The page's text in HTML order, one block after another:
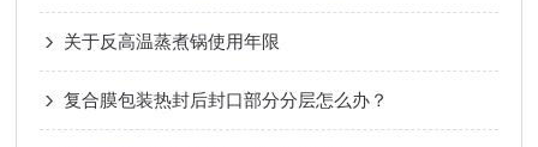
关于反高温蒸煮锅使用年限
复合膜包装热封后封口部分分层怎么办？